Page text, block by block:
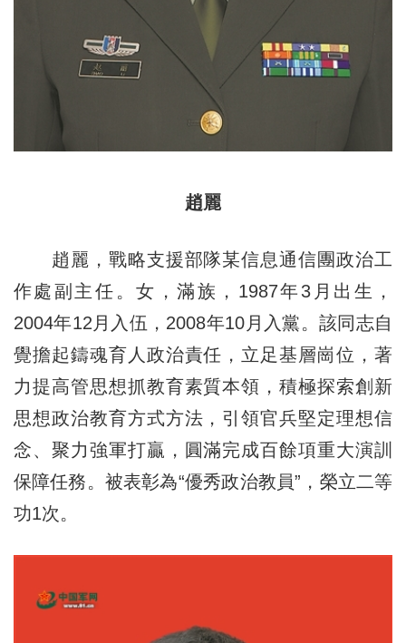
趙麗
趙麗，戰略支援部隊某信息通信團政治工
作處副主任。女，滿族，1987年3月出生，
2004年12月入伍，2008年10月入黨。該同志自
覺擔起鑄魂育人政治責任，立足基層崗位，著
力提高管思想抓教育素質本領，積極探索創新
思想政治教育方式方法，引領官兵堅定理想信
念、聚力強軍打贏，圓滿完成百餘項重大演訓
保障任務。被表彰為“優秀政治教員”，榮立二等
功1次。